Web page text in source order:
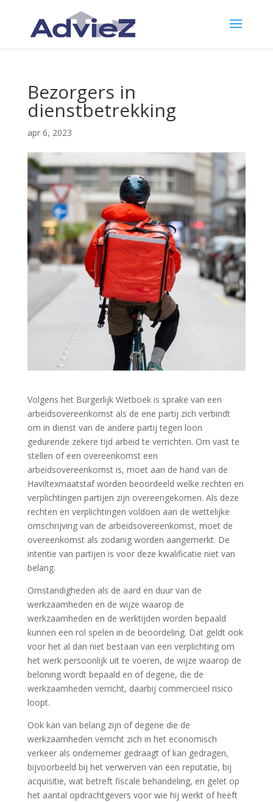
Bezorgers in
dienstbetrekking
apr 6, 2023
Volgens het Burgerlijk Wetboek is sprake van een
arbeidsovereenkomst als de ene partij zich verbindt
om in dienst van de andere partij tegen loon
gedurende zekere tijd arbeid te verrichten. Om vast te
stellen of een overeenkomst een
arbeidsovereenkomst is, moet aan de hand van de
Haviltexmaatstaf worden beoordeeld welke rechten en
verplichtingen partijen zijn overeengekomen. Als deze
rechten en verplichtingen voldoen aan de wettelijke
omschrijving van de arbeidsovereenkomst, moet de
overeenkomst als zodanig worden aangemerkt. De
intentie van partijen is voor deze kwalificatie niet van
belang.
Omstandigheden als de aard en duur van de
werkzaamheden en de wijze waarop de
werkzaamheden en de werktijden worden bepaald
kunnen een rol spelen in de beoordeling. Dat geldt ook
voor het al dan niet bestaan van een verplichting om
het werk persoonlijk uit te voeren, de wijze waarop de
beloning wordt bepaald en of degene, die de
werkzaamheden verricht, daarbij commercieel risico
loopt.
Ook kan van belang zijn of degene die de
werkzaamheden verricht zich in het economisch
verkeer als ondernemer gedraagt of kan gedragen,
bijvoorbeeld bij het verwerven van een reputatie, bij
acquisitie, wat betreft fiscale behandeling, en gelet op
het aantal opdrachtgevers voor wie hij werkt of heeft